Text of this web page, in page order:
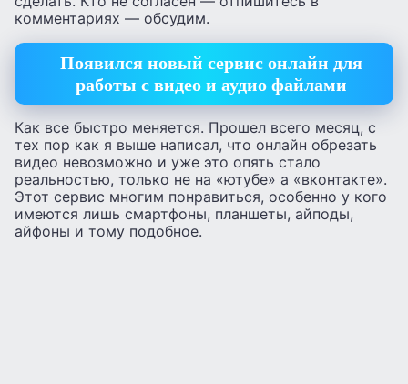
комментариях — обсудим.
Появился новый сервис онлайн для
работы с видео и аудио файлами
Как все быстро меняется. Прошел всего месяц, с
тех пор как я выше написал, что онлайн обрезать
видео невозможно и уже это опять стало
реальностью, только не на «ютубе» а «вконтакте».
Этот сервис многим понравиться, особенно у кого
имеются лишь смартфоны, планшеты, айподы,
айфоны и тому подобное.